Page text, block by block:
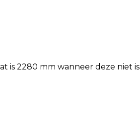
is 2280 mm wanneer deze niet is